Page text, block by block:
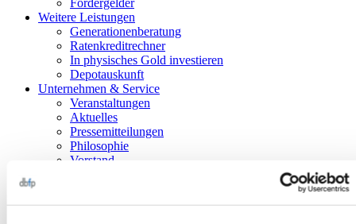
Fördergelder
Weitere Leistungen
Generationenberatung
Ratenkreditrechner
In physisches Gold investieren
Depotauskunft
Unternehmen & Service
Veranstaltungen
Aktuelles
Pressemitteilungen
Philosophie
Vorstand
Kontakt